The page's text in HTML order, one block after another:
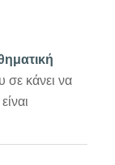
σε κάνει να